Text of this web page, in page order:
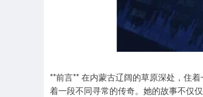
**前言** 在内蒙古辽阔的草原深处，住
着一段不同寻常的传奇。她的故事不仅